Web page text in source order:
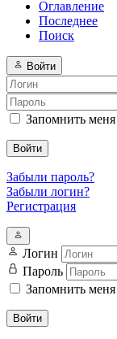
Оглавление
Последнее
Поиск
Войти
Запомнить меня
Войти
Забыли пароль?
Забыли логин?
Регистрация
Логин
Пароль
Запомнить меня
Войти